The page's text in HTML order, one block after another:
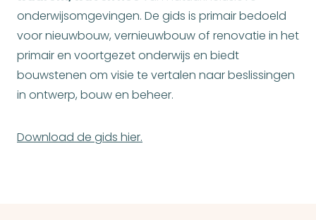
onderwijsomgevingen. De gids is primair bedoeld
voor nieuwbouw, vernieuwbouw of renovatie in het
primair en voortgezet onderwijs en biedt
bouwstenen om visie te vertalen naar beslissingen
in ontwerp, bouw en beheer.
Download de gids hier.